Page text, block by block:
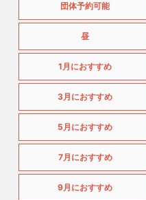
団体予約可能
昼
1月におすすめ
3月におすすめ
5月におすすめ
7月におすすめ
9月におすすめ